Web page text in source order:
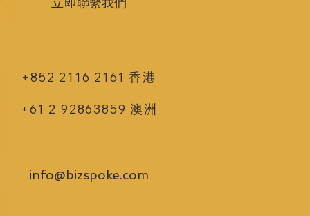
+852 2116 2161 香港
+61 2 92863859 澳洲
info@bizspoke.com